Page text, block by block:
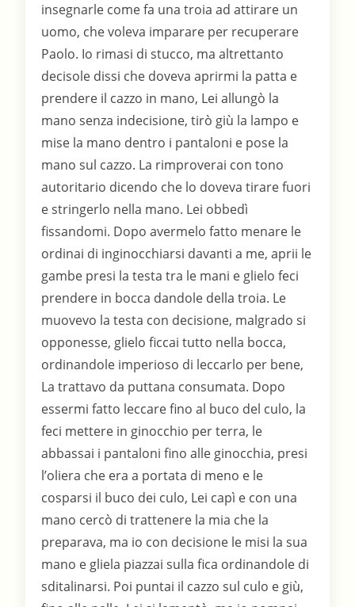
insegnarle come fa una troia ad attirare un
uomo, che voleva imparare per recuperare
Paolo. Io rimasi di stucco, ma altrettanto
decisole dissi che doveva aprirmi la patta e
prendere il cazzo in mano, Lei allungò la
mano senza indecisione, tirò giù la lampo e
mise la mano dentro i pantaloni e pose la
mano sul cazzo. La rimproverai con tono
autoritario dicendo che lo doveva tirare fuori
e stringerlo nella mano. Lei obbedì
fissandomi. Dopo avermelo fatto menare le
ordinai di inginocchiarsi davanti a me, aprii le
gambe presi la testa tra le mani e glielo feci
prendere in bocca dandole della troia. Le
muovevo la testa con decisione, malgrado si
opponesse, glielo ficcai tutto nella bocca,
ordinandole imperioso di leccarlo per bene,
La trattavo da puttana consumata. Dopo
essermi fatto leccare fino al buco del culo, la
feci mettere in ginocchio per terra, le
abbassai i pantaloni fino alle ginocchia, presi
l’oliera che era a portata di meno e le
cosparsi il buco dei culo, Lei capì e con una
mano cercò di trattenere la mia che la
preparava, ma io con decisione le misi la sua
mano e gliela piazzai sulla fica ordinandole di
sditalinarsi. Poi puntai il cazzo sul culo e giù,